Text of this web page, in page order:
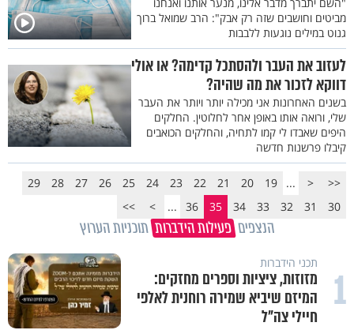
מביטים וחושבים שזה רק אבק": הרב שמואל ברוך
גנוט במילים נוגעות ללבבות
לעזוב את העבר ולהסתכל קדימה? או אולי
דווקא לזכור את מה שהיה?
בשנים האחרונות אני מכילה יותר ויותר את העבר
שלי, ורואה אותו באופן אחר לחלוטין. החלקים
היפים שאבדו לי קמו לתחיה, והחלקים הכואבים
קיבלו פרשנות חדשה
<<
<
...
19
20
21
22
23
24
25
26
27
28
29
30
31
32
33
34
35
36
...
>
>>
הנצפים פעילות הידברות תוכניות הערוץ
1 תכני הידברות
מזוזות, ציציות וספרים מחזקים:
המיזם שיביא שמירה רוחנית לאלפי
חיילי צה"ל